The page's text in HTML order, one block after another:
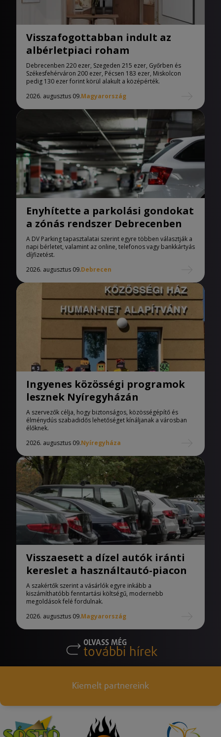
Visszafogottabban indult az
albérletpiaci roham
Debrecenben 220 ezer, Szegeden 215 ezer, Győrben és
Székesfehérváron 200 ezer, Pécsen 183 ezer, Miskolcon
pedig 130 ezer forint körül alakult a középérték.
2026. augusztus 09.Magyarország
Enyhítette a parkolási gondokat
a zónás rendszer Debrecenben
A DV Parking tapasztalatai szerint egyre többen választják a
napi bérletet, valamint az online, telefonos vagy bankkártyás
díjfizetést.
2026. augusztus 09.Debrecen
Ingyenes közösségi programok
lesznek Nyíregyházán
A szervezők célja, hogy biztonságos, közösségépítő és
élménydús szabadidős lehetőséget kínáljanak a városban
élőknek.
2026. augusztus 09.Nyíregyháza
Visszaesett a dízel autók iránti
kereslet a használtautó-piacon
A szakértők szerint a vásárlók egyre inkább a
kiszámíthatóbb fenntartási költségű, modernebb
megoldások felé fordulnak.
2026. augusztus 09.Magyarország
OLVASS MÉG
további hírek
Kiemelt partnereink